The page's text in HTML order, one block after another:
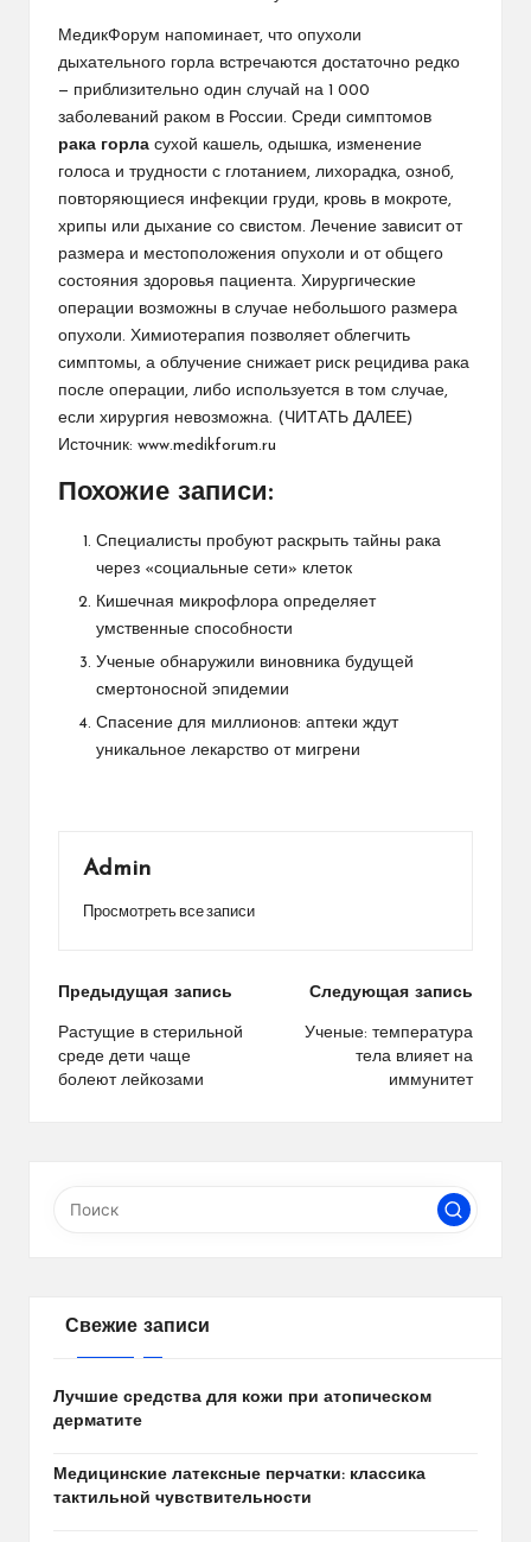
МедикФорум напоминает, что опухоли
дыхательного горла встречаются достаточно редко
— приблизительно один случай на 1 000
заболеваний раком в России. Среди симптомов
рака горла сухой кашель, одышка, изменение
голоса и трудности с глотанием, лихорадка, озноб,
повторяющиеся инфекции груди, кровь в мокроте,
хрипы или дыхание со свистом. Лечение зависит от
размера и местоположения опухоли и от общего
состояния здоровья пациента. Хирургические
операции возможны в случае небольшого размера
опухоли. Химиотерапия позволяет облегчить
симптомы, а облучение снижает риск рецидива рака
после операции, либо используется в том случае,
если хирургия невозможна. (ЧИТАТЬ ДАЛЕЕ)
Источник: www.medikforum.ru
Похожие записи:
Специалисты пробуют раскрыть тайны рака
через «социальные сети» клеток
Кишечная микрофлора определяет
умственные способности
Ученые обнаружили виновника будущей
смертоносной эпидемии
Спасение для миллионов: аптеки ждут
уникальное лекарство от мигрени
Admin
Просмотреть все записи
Навигация
по
записям
Предыдущая запись
Растущие в стерильной
среде дети чаще
болеют лейкозами
Следующая запись
Ученые: температура
тела влияет на
иммунитет
Свежие записи
Лучшие средства для кожи при атопическом
дерматите
Медицинские латексные перчатки: классика
тактильной чувствительности